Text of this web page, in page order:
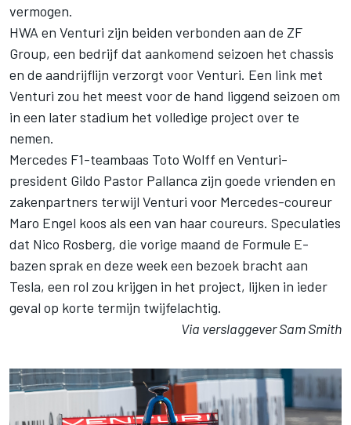
vermogen.
HWA en Venturi zijn beiden verbonden aan de ZF
Group, een bedrijf dat aankomend seizoen het chassis
en de aandrijflijn verzorgt voor Venturi. Een link met
Venturi zou het meest voor de hand liggend seizoen om
in een later stadium het volledige project over te
nemen.
Mercedes F1-teambaas Toto Wolff en Venturi-
president Gildo Pastor Pallanca zijn goede vrienden en
zakenpartners terwijl Venturi voor Mercedes-coureur
Maro Engel koos als een van haar coureurs. Speculaties
dat Nico Rosberg, die vorige maand de Formule E-
bazen sprak en deze week een bezoek bracht aan
Tesla, een rol zou krijgen in het project, lijken in ieder
geval op korte termijn twijfelachtig.
Via verslaggever Sam Smith